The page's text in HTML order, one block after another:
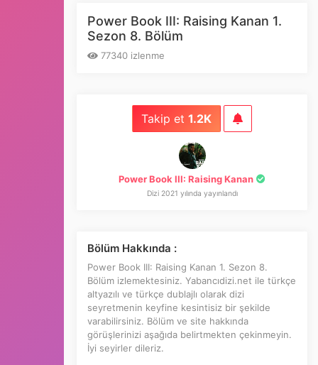
Power Book III: Raising Kanan 1.
Sezon 8. Bölüm
77340 izlenme
Takip et 1.2K
Power Book III: Raising Kanan
Dizi 2021 yılında yayınlandı
Bölüm Hakkında :
Power Book III: Raising Kanan 1. Sezon 8.
Bölüm izlemektesiniz. Yabancıdizi.net ile türkçe
altyazılı ve türkçe dublajlı olarak dizi
seyretmenin keyfine kesintisiz bir şekilde
varabilirsiniz. Bölüm ve site hakkında
görüşlerinizi aşağıda belirtmekten çekinmeyin.
İyi seyirler dileriz.